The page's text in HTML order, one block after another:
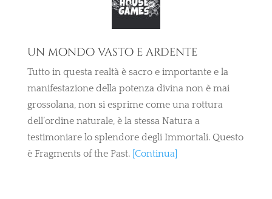
un mondo vasto e ardente
Tutto in questa realtà è sacro e importante e la
manifestazione della potenza divina non è mai
grossolana, non si esprime come una rottura
dell’ordine naturale, è la stessa Natura a
testimoniare lo splendore degli Immortali. Questo
è Fragments of the Past. [Continua]